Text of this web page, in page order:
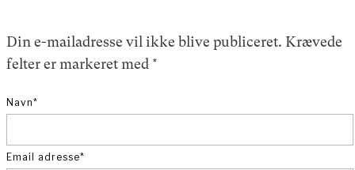
Din e-mailadresse vil ikke blive publiceret. Krævede
felter er markeret med *
Navn*
Email adresse*